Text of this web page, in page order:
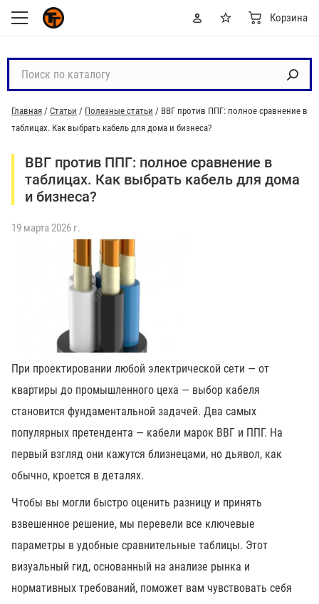
Корзина
с
к
п
а
т
Главная / Статьи / Полезные статьи / ВВГ против ППГ: полное сравнение в
таблицах. Как выбрать кабель для дома и бизнеса?
ВВГ против ППГ: полное сравнение в
таблицах. Как выбрать кабель для дома
и бизнеса?
19 марта 2026 г.
При проектировании любой электрической сети — от
квартиры до промышленного цеха — выбор кабеля
становится фундаментальной задачей. Два самых
популярных претендента — кабели марок ВВГ и ППГ. На
первый взгляд они кажутся близнецами, но дьявол, как
обычно, кроется в деталях.
Чтобы вы могли быстро оценить разницу и принять
взвешенное решение, мы перевели все ключевые
параметры в удобные сравнительные таблицы. Этот
визуальный гид, основанный на анализе рынка и
нормативных требований, поможет вам чувствовать себя